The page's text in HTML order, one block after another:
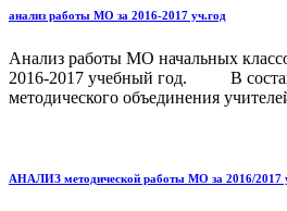
анализ работы МО за 2016-2017 уч.год
Анализ работы МО начальных
2016-2017 учебный год. В
методического объединения
АНАЛИЗ методической работы МО за 2016/2017